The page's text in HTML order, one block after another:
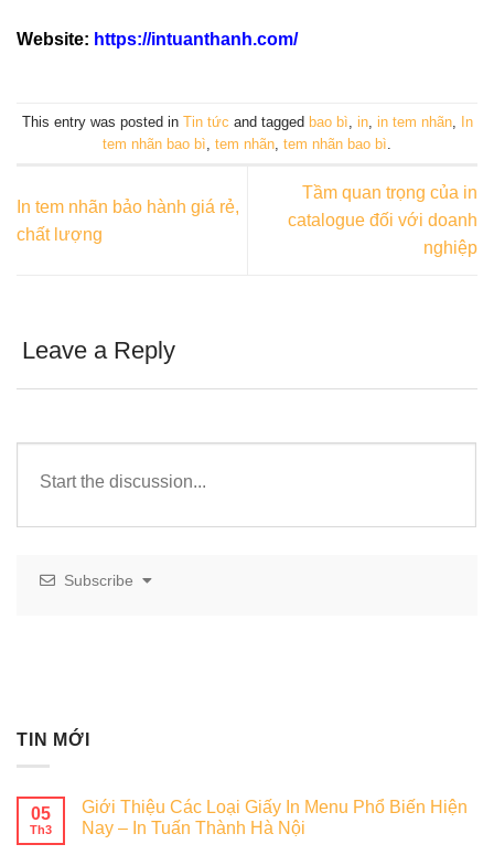
Website: https://intuanthanh.com/
This entry was posted in Tin tức and tagged bao bì in, in tem nhãn, In
tem nhãn bao bì tem nhãn tem nhãn bao bì
In tem nhãn bảo hành giá rẻ,
chất lượng
Tầm quan trọng của in
catalogue đối với doanh
nghiệp
Leave a Reply
Subscribe
TIN MỚI
05
Th3
Giới Thiệu Các Loại Giấy In Menu Phổ Biến Hiện
Nay – In Tuấn Thành Hà Nội